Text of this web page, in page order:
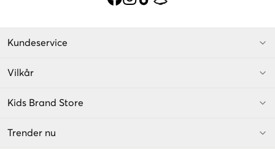
Kundeservice
Vilkår
Kids Brand Store
Trender nu